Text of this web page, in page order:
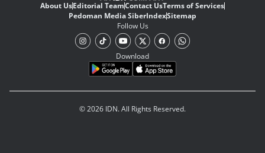
About UsEditorial TeamContact UsTerms of Services
Pedoman Media SiberIndexSitemap
Follow Us
Download
© 2026 IDN. All Rights Reserved.